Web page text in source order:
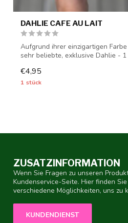
DAHLIE CAFE AU LAIT
Aufgrund ihrer einzigartigen
sehr beliebte, exklusive Dahlie - 1
€4,95
1 stück
ZUSATZINFORMATION
Wenn Sie Fragen zu unseren
Kundenservice-Seite. Hier finden
verschiedene Möglichkeiten, uns zu
KUNDENDIENST